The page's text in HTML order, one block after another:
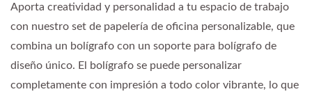
Aporta creatividad y personalidad a tu espacio de trabajo
con nuestro set de papelería de oficina personalizable, que
combina un bolígrafo con un soporte para bolígrafo de
diseño único. El bolígrafo se puede personalizar
completamente con impresión a todo color vibrante, lo que